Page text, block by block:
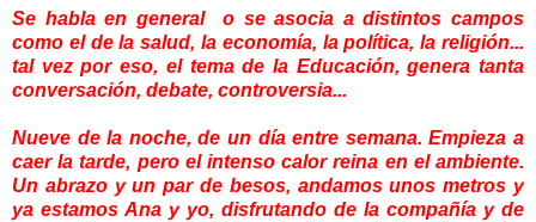
Se habla en general o se asocia a distintos campos
como el de la salud, la economía, la política, la religión...
tal vez por eso, el tema de la Educación, genera tanta
conversación, debate, controversia...
Nueve de la noche, de un día entre semana. Empieza a
caer la tarde, pero el intenso calor reina en el ambiente.
Un abrazo y un par de besos, andamos unos metros y
ya estamos Ana y yo, disfrutando de la compañía y de